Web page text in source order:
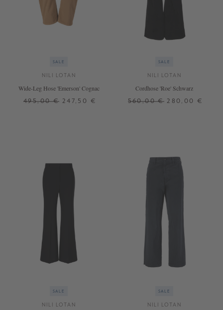
SALE
NILI LOTAN
Wide-Leg Hose 'Emerson' Cognac
495,00 € 247,50 €
SALE
NILI LOTAN
Cordhose 'Roe' Schwarz
560,00 € 280,00 €
SALE
NILI LOTAN
SALE
NILI LOTAN